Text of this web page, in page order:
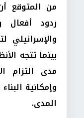
من المتوقع
ردود أفعال
والإسرائيلي
بينما تتجه
مدى التزام
وإمكانية
المدى.